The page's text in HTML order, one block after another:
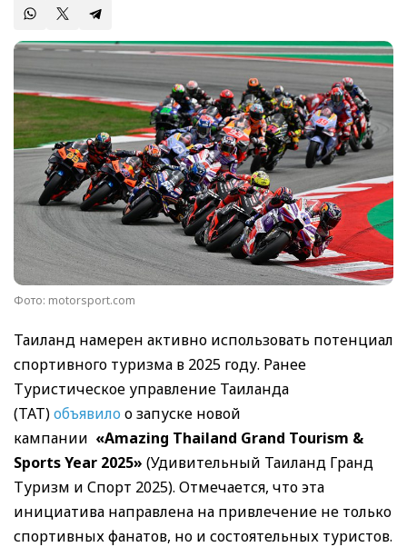
Фото: motorsport.com
Таиланд намерен активно использовать потенциал
спортивного туризма в 2025 году. Ранее
Туристическое управление Таиланда
(ТАТ)объявилоо запуске новой
кампании «Amazing Thailand Grand Tourism &
Sports Year 2025» (Удивительный Таиланд Гранд
Туризм и Спорт 2025). Отмечается, что эта
инициатива направлена на привлечение не только
спортивных фанатов, но и состоятельных туристов.